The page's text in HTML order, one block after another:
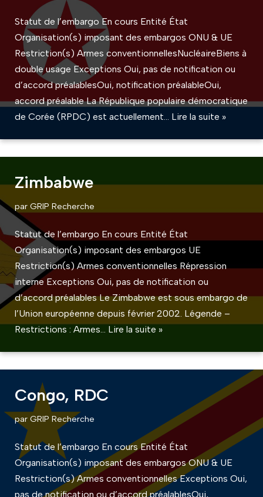
Statut de l’embargo En cours Entité État
Organisation(s) imposant des embargos ONU & UE
Restriction(s) Armes conventionnellesNucléaireBiens à
double usage Exceptions Oui, pas de notification ou
d’accord préalablesOui, notification préalableOui,
accord préalable La République populaire démocratique
de Corée (RPDC) est actuellement… Lire la suite »
Zimbabwe
par GRIP Recherche
Statut de l’embargo En cours Entité État
Organisation(s) imposant des embargos UE
Restriction(s) Armes conventionnelles Répression
interne Exceptions Oui, pas de notification ou
d’accord préalables Le Zimbabwe est sous embargo de
l’Union européenne depuis février 2002. Légende –
Restrictions : Armes… Lire la suite »
Congo, RDC
par GRIP Recherche
Statut de l’embargo En cours Entité État
Organisation(s) imposant des embargos ONU & UE
Restriction(s) Armes conventionnelles Exceptions Oui,
pas de notification ou d’accord préalablesOui,